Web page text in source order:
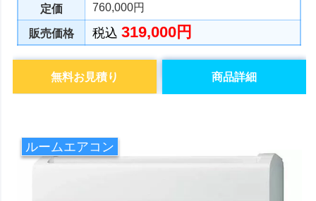
定価 760,000円
販売価格 税込319,000円
商品詳細
無料お見積り
ルームエアコン